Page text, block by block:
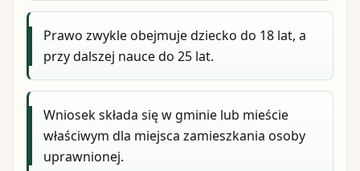
Prawo zwykle obejmuje dziecko do 18 lat, a
przy dalszej nauce do 25 lat.
Wniosek składa się w gminie lub mieście
właściwym dla miejsca zamieszkania osoby
uprawnionej.